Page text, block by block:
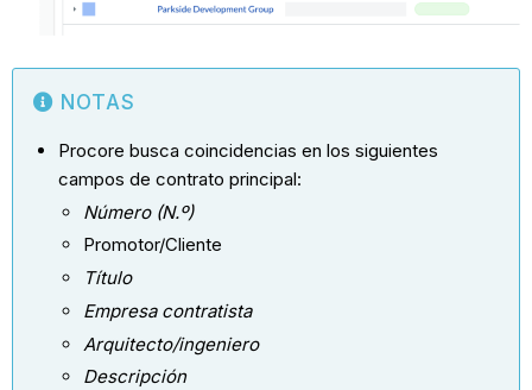
NOTAS
Procore busca coincidencias en los siguientes
campos de contrato principal:
Número (N.º)
Promotor/Cliente
Título
Empresa contratista
Arquitecto/ingeniero
Descripción